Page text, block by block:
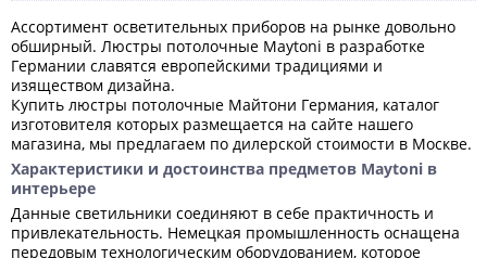
Ассортимент осветительных приборов на рынке довольно
обширный. Люстры потолочные Maytoni в разработке
Германии славятся европейскими традициями и
изяществом дизайна.
Купить люстры потолочные Майтони Германия, каталог
изготовителя которых размещается на сайте нашего
магазина, мы предлагаем по дилерской стоимости в Москве.
Характеристики и достоинства предметов Maytoni в
интерьере
Данные светильники соединяют в себе практичность и
привлекательность. Немецкая промышленность оснащена
передовым технологическим оборудованием, которое